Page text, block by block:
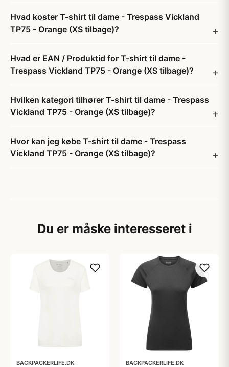
Hvad koster T-shirt til dame - Trespass Vickland
TP75 - Orange (XS tilbage)?
Hvad er EAN / Produktid for T-shirt til dame -
Trespass Vickland TP75 - Orange (XS tilbage)?
Hvilken kategori tilhører T-shirt til dame - Trespass
Vickland TP75 - Orange (XS tilbage)?
Hvor kan jeg købe T-shirt til dame - Trespass
Vickland TP75 - Orange (XS tilbage)?
Du er måske interesseret i
BACKPACKERLIFE.DK BACKPACKERLIFE.DK